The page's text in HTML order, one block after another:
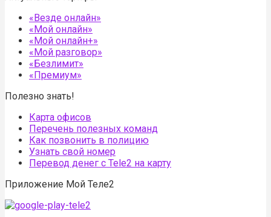
«Везде онлайн»
«Мой онлайн»
«Мой онлайн+»
«Мой разговор»
«Безлимит»
«Премиум»
Полезно знать!
Карта офисов
Перечень полезных команд
Как позвонить в полицию
Узнать свой номер
Перевод денег с Tele2 на карту
Приложение Мой Теле2